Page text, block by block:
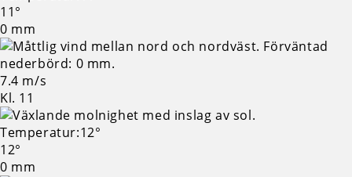
11°
0 mm
7.4 m/s
Kl. 11
12°
0 mm